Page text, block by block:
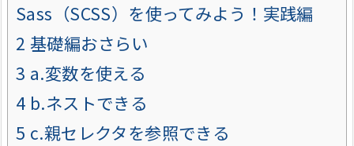
Sass（SCSS）を使ってみよう！実践編
2 基礎編おさらい
3 a.変数を使える
4 b.ネストできる
5 c.親セレクタを参照できる